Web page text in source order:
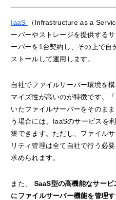
IaaS
（Infrastructure as a
ーバーやストレージを提供する
ーバーを1台契約し、その上で自
ストールして運用します。
自社でファイルサーバー環境を
マイズ性が高いのが特徴です。
いたファイルサーバーをそのま
う場合には、IaaSのサービスを
築できます。ただし、ファイル
リティ管理は全て自社で行う必
求められます。
また、 SaaS型の高機能なサー
にファイルサーバー機能を管理